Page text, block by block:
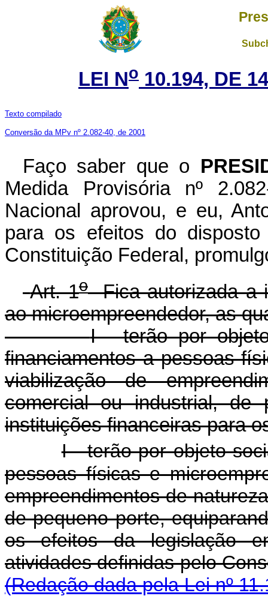
LEI No 10.194, DE
Texto compilado
Conversão da MPv nº 2.082-40, de 2001
Faço saber que o
Medida Provisória nº
Nacional aprovou, e eu,
para os efeitos do
Constituição Federal,
Art. 1oFica autorizada a
ao microempreendedor, as
I - terão por
financiamentos a pessoas
viabilização de
comercial ou industrial, de
instituições financeiras para
I - terão por objeto
pessoas físicas e
empreendimentos de
de pequeno porte,
os efeitos da legislação
atividades definidas
(Redação dada pela Lei nº